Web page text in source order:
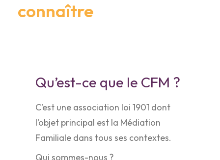
connaître
Qu’est-ce que le CFM ?
C’est une association loi 1901 dont
l’objet principal est la Médiation
Familiale dans tous ses contextes.
Qui sommes-nous ?